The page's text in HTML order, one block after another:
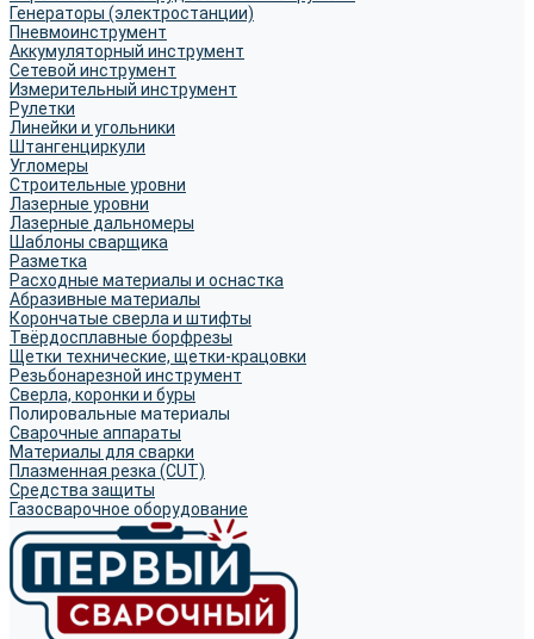
Генераторы (электростанции)
Пневмоинструмент
Аккумуляторный инструмент
Сетевой инструмент
Измерительный инструмент
Рулетки
Линейки и угольники
Штангенциркули
Угломеры
Строительные уровни
Лазерные уровни
Лазерные дальномеры
Шаблоны сварщика
Разметка
Расходные материалы и оснастка
Абразивные материалы
Корончатые сверла и штифты
Твёрдосплавные борфрезы
Щетки технические, щетки-крацовки
Резьбонарезной инструмент
Сверла, коронки и буры
Полировальные материалы
Сварочные аппараты
Материалы для сварки
Плазменная резка (CUT)
Средства защиты
Газосварочное оборудование